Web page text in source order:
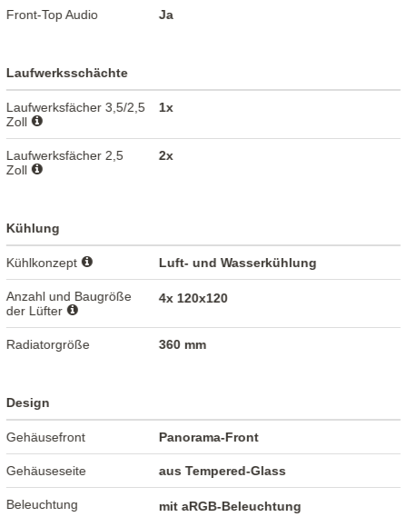
Front-Top Audio Ja
Laufwerksschächte
Laufwerksfächer 3,5/2,5
Zoll
1x
Laufwerksfächer 2,5
Zoll
2x
Kühlung
Kühlkonzept Luft- und Wasserkühlung
Anzahl und Baugröße
der Lüfter
4x 120x120
Radiatorgröße 360 mm
Design
Gehäusefront Panorama-Front
Gehäuseseite aus Tempered-Glass
Beleuchtung
mit aRGB-Beleuchtung